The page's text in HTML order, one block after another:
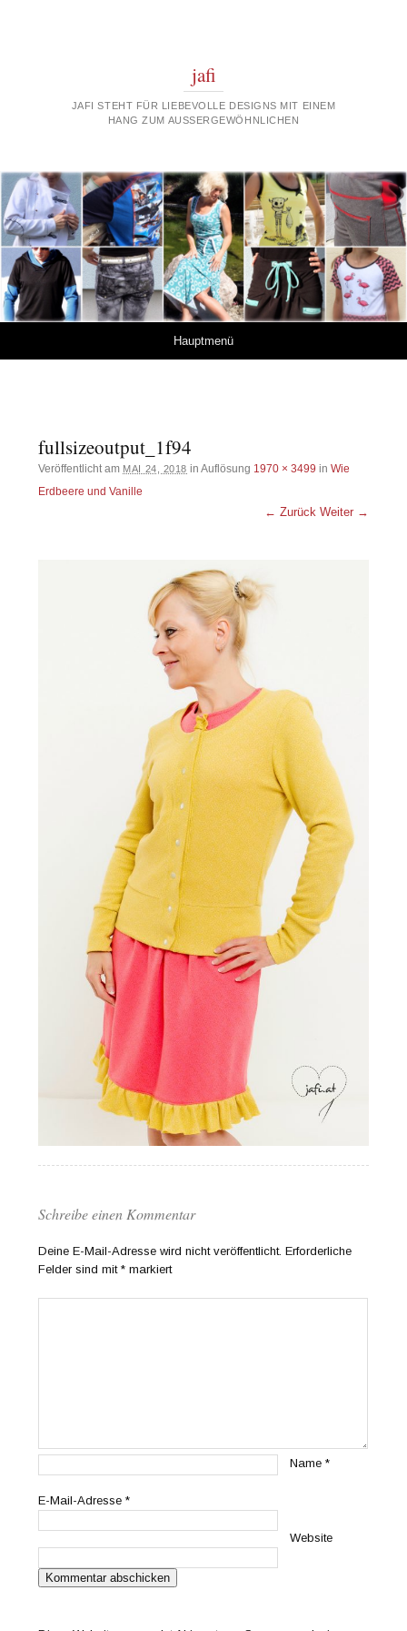
jafi
JAFI STEHT FÜR LIEBEVOLLE DESIGNS MIT EINEM
HANG ZUM AUSSERGEWÖHNLICHEN
Hauptmenü
fullsizeoutput_1f94
Veröffentlicht am MAI 24, 2018 in Auflösung 1970 × 3499 in Wie
Erdbeere und Vanille
← Zurück Weiter →
Schreibe einen Kommentar
Deine E-Mail-Adresse wird nicht veröffentlicht. Erforderliche
Felder sind mit* markiert
Name*
E-Mail-Adresse*
Website